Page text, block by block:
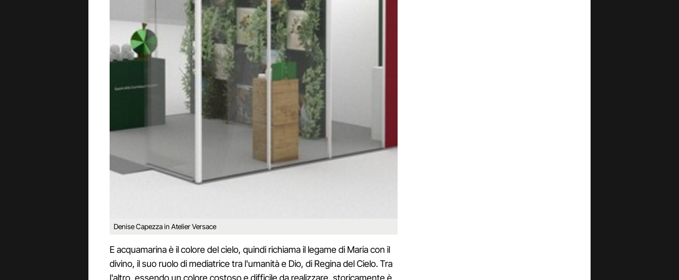
Denise Capezza in Atelier Versace
E acquamarina è il colore del cielo, quindi richiama il legame di Maria con il
divino, il suo ruolo di mediatrice tra l'umanità e Dio, di Regina del Cielo. Tra
l'altro, essendo un colore costoso e difficile da realizzare, storicamente è